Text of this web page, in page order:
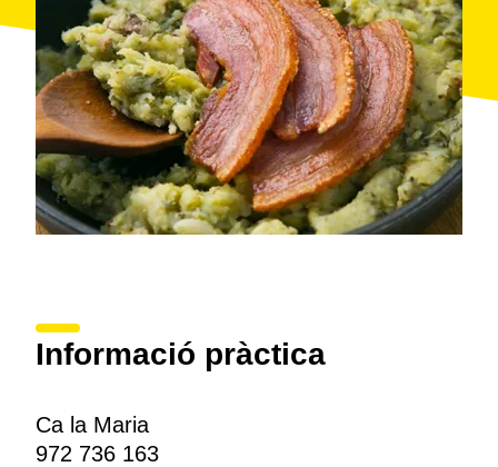
Informació pràctica
Ca la Maria
972 736 163